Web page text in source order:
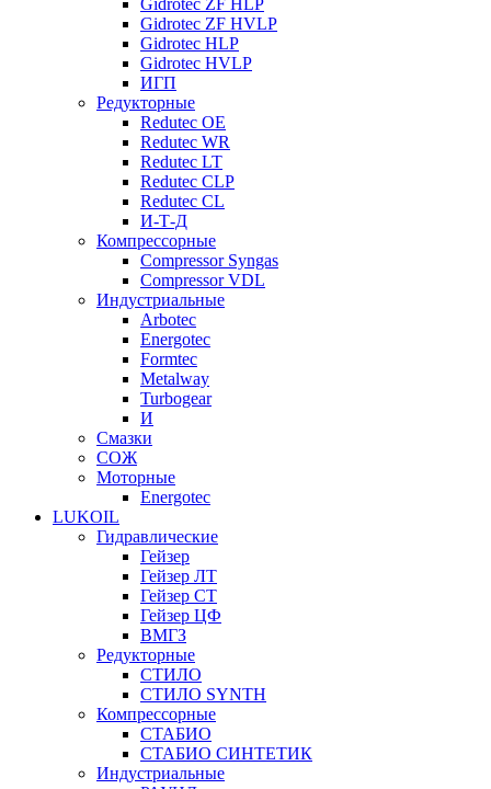
Gidrotec ZF HLP
Gidrotec ZF HVLP
Gidrotec HLP
Gidrotec HVLP
ИГП
Редукторные
Redutec OE
Redutec WR
Redutec LT
Redutec CLP
Redutec CL
И-Т-Д
Компрессорные
Compressor Syngas
Compressor VDL
Индустриальные
Arbotec
Energotec
Formtec
Metalway
Turbogear
И
Смазки
СОЖ
Моторные
Energotec
LUKOIL
Гидравлические
Гейзер
Гейзер ЛТ
Гейзер СТ
Гейзер ЦФ
ВМГЗ
Редукторные
СТИЛО
СТИЛО SYNTH
Компрессорные
СТАБИО
СТАБИО СИНТЕТИК
Индустриальные